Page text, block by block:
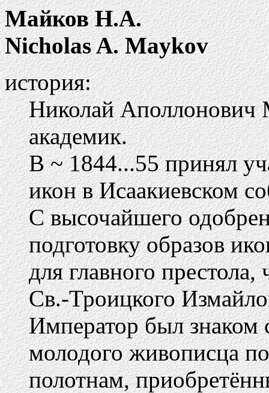
Майков Н.А.
Nicholas A. Maykov
история:
Николай Аполлонович
академик.
В ~ 1844...55 принял
икон в Исаакиевском
С высочайшего
подготовку образов
для главного
Св.-Троицкого
Император был знаком
молодого живописца
полотнам,